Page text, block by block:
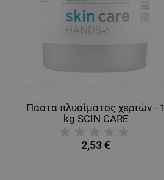
Πάστα πλυσίματος χεριών - 1
kg SCIN CARE
2,53 €